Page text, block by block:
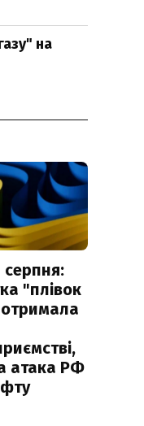
на
"плівок
атака РФ